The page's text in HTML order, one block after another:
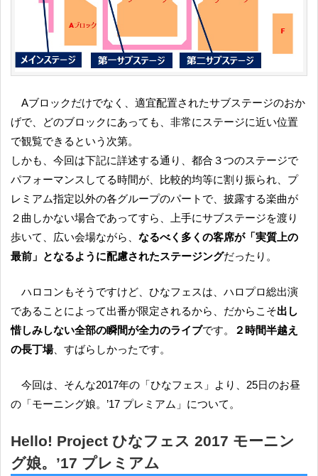
Aブロックだけでなく、適宜配置されたサブステージのおか
げで、どのブロックにあっても、非常にステージに近い位置
で観覧できるという次第。
しかも、今回は下記に詳述する通り、都合３つのステージで
パフォーマンスしてる時間が、比較的均等に割り振られ、プ
レミアム指定以外の各グループのパートで、披露する楽曲が
２曲しかない場合であってすら、上手にサブステージを渡り
歩いて、広い会場ながら、 なるべく多くの客席が「実質上の
最前」となるように配慮されたステージングだったり。
ハロコンもそうですけど、ひなフェスは、ハロプロ総出演
であることによって出番が限定されるから、だからこそ出し
惜しみしない全部の瞬間が全力のライブです。
２時間半越え
の長丁場、すばらしかったです。
今回は、そんな2017年の「ひなフェス」より、25日のお昼
の「モーニング娘。’17 プレミアム」について。
Hello! Project ひなフェス 2017 モーニン
グ娘。’17 プレミアム